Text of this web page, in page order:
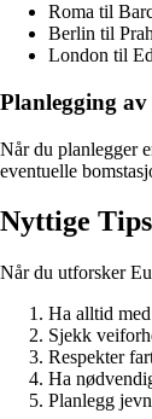
Roma til
Berlin til
London til
Planlegging av
Når du planlegger
eventuelle
Nyttige
Når du utforsker
Ha alltid
Sjekk
Respekter
Ha
Planlegg